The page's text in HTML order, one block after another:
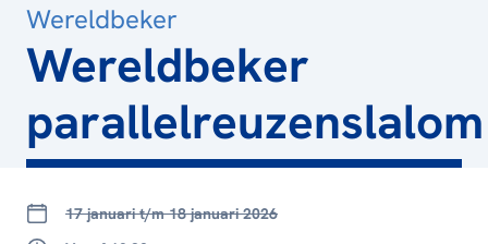
Wereldbeker
Wereldbeker
parallelreuzenslalom
17 januari t/m 18 januari 2026